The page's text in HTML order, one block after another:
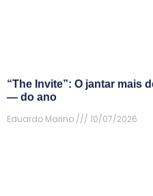
“The Invite”: O jantar mais
— do ano
Eduardo Marino
10/07/2026